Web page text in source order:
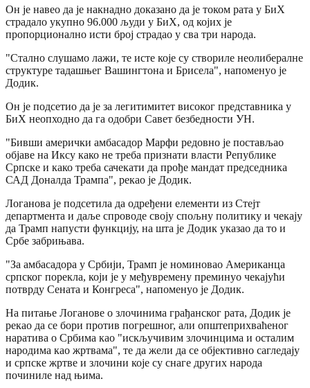
Он је навео да је накнадно доказано да је током рата у БиХ
страдало укупно 96.000 људи у БиХ, од којих је
пропорционално исти број страдао у сва три народа.
"Стално слушамо лажи, те исте које су створиле неолибералне
структуре тадашњег Вашингтона и Брисела", напоменуо је
Додик.
Он је подсетио да је за легитимитет високог представника у
БиХ неопходно да га одобри Савет безбедности УН.
"Бивши амерички амбасадор Марфи редовно је постављао
објаве на Иксу како не треба признати власти Републике
Српске и како треба сачекати да прође мандат председника
САД Доналда Трампа", рекао је Додик.
Логанова је подсетила да одређени елементи из Стејт
департмента и даље спроводе своју спољну политику и чекају
да Трамп напусти функцију, на шта је Додик указао да то и
Србе забрињава.
"За амбасадора у Србији, Трамп је номиновао Американца
српског порекла, који је у међувремену преминуо чекајући
потврду Сената и Конгреса", напоменуо је Додик.
На питање Логанове о злочинима грађанског рата, Додик је
рекао да се бори против погрешног, али општеприхваћеног
наратива о Србима као "искључивим злочинцима и осталим
народима као жртвама", те да жели да се објективно сагледају
и српске жртве и злочини које су снаге других народа
починиле над њима.